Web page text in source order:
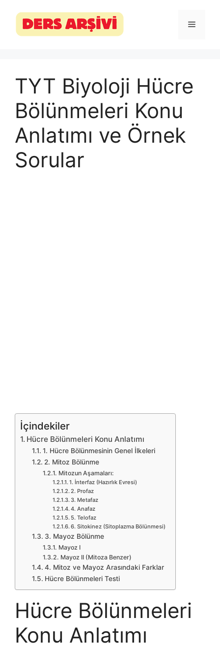
Menü
TYT Biyoloji Hücre
Bölünmeleri Konu
Anlatımı ve Örnek
Sorular
İçindekiler
Hücre Bölünmeleri Konu Anlatımı
1. Hücre Bölünmesinin Genel İlkeleri
2. Mitoz Bölünme
Mitozun Aşamaları:
1. İnterfaz (Hazırlık Evresi)
2. Profaz
3. Metafaz
4. Anafaz
5. Telofaz
6. Sitokinez (Sitoplazma Bölünmesi)
3. Mayoz Bölünme
Mayoz I
Mayoz II (Mitoza Benzer)
4. Mitoz ve Mayoz Arasındaki Farklar
Hücre Bölünmeleri Testi
Hücre Bölünmeleri
Konu Anlatımı